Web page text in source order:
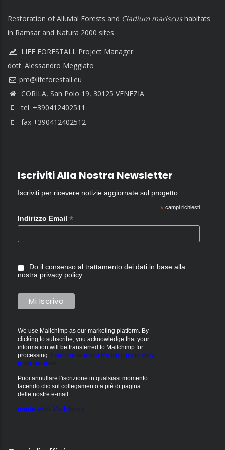
Restoration of Alluvial Forests and Cladium mariscushabitats
in Ramsar and Natura 2000 sites
LIFE FORESTALL Project Manager:
dott. Alessandro Meggiato
CORILA, San Polo 19, 30125 VENEZIA
tel. +390412402511
fax +390412402512
Iscriviti Alla Nostra Newsletter
Iscriviti per ricevere notizie aggiornate sul progetto
*campi richiesti
Indirizzo Email *
Do il consenso al trattamento dei dati in base alla
nostra privacy policy.
We use Mailchimp as our marketing platform. By
clicking to subscribe, you acknowledge that your
information will be transferred to Mailchimp for
processing. Learn more about Mailchimp's privacy
practices here.
Puoi annullare l'iscrizione in qualsiasi momento
facendo clic sul collegamento a piè di pagina
delle nostre e-mail.
made with Mailchimp